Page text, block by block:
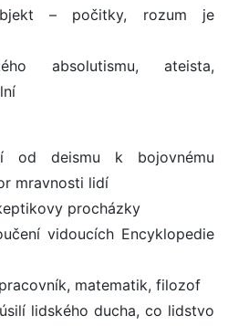
– počitky, rozum je
absolutismu, ateista,
od deismu k bojovnému
mravnosti lidí
procházky
vidoucích Encyklopedie
matematik, filozof
lidského ducha, co lidstvo